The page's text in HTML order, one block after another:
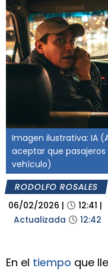
Imagen ilustrativa: IA
aceptar que pasajeros
vehículo)
RODOLFO ROSALES
06/02/2026 | 12:41 |
Actualizada
12:42
En el tiempo que